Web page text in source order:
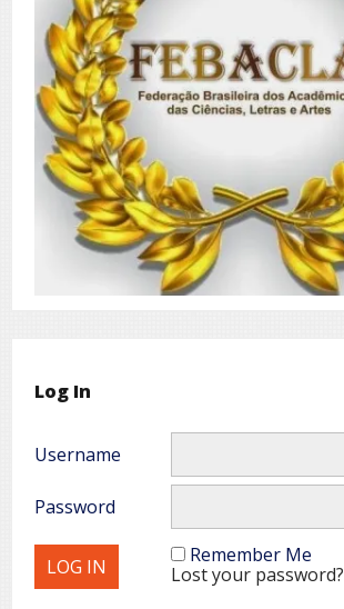
Log In
Username
Password
Remember Me
Lost your password?